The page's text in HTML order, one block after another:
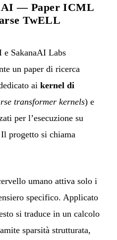
— Paper ICML
TwELL
SakanaAI Labs
un paper di ricerca
ai kernel di
transformer kernels) e
per l’esecuzione su
progetto si chiama
umano attiva solo i
specifico. Applicato
si traduce in un calcolo
sparsità strutturata,